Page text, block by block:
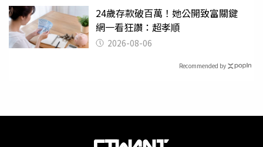
24歲存款破百萬！她公開致富關鍵
網一看狂讚：超孝順
2026-08-06
Recommended by